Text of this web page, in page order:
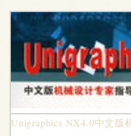
Unigraphics NX4.0中文版